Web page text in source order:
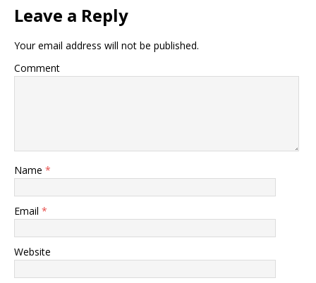
Leave a Reply
Your email address will not be published.
Comment
Name *
Email *
Website